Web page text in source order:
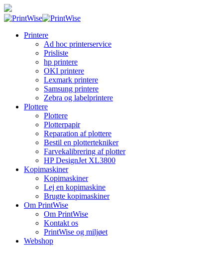
Printere
Ad hoc printerservice
Prisliste
hp printere
OKI printere
Lexmark printere
Samsung printere
Zebra og labelprintere
Plottere
Plottere
Plotterpapir
Reparation af plottere
Bestil en plottertekniker
Farvekalibrering af plotter
HP DesignJet XL3800
Kopimaskiner
Kopimaskiner
Lej en kopimaskine
Brugte kopimaskiner
Om PrintWise
Om PrintWise
Kontakt os
PrintWise og miljøet
Webshop